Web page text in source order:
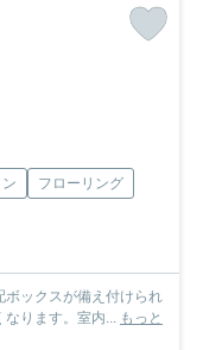
フローリング
ボックスが備え付けられ
なります。室内... もっと